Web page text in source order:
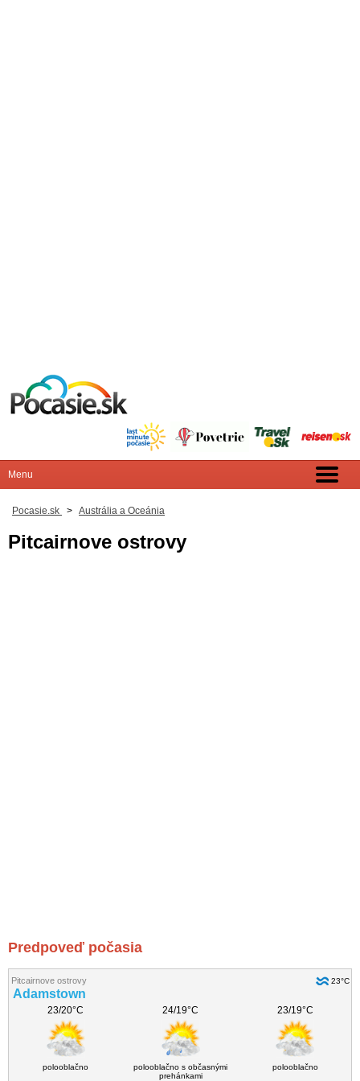
Pocasie.sk > Austrália a Oceánia
Pitcairnove ostrovy
Predpoveď počasia
Pitcairnove ostrovy 23°C
Adamstown
23/20°C 24/19°C 23/19°C
polooblačno
polooblačno s občasnými
prehánkami
polooblačno